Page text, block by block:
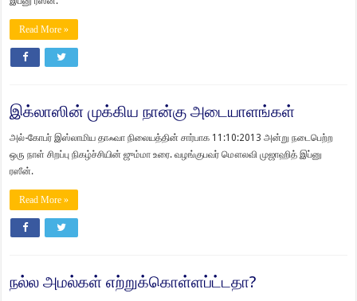
Read More »
இக்லாஸின் முக்கிய நான்கு அடையாளங்கள்
அல்-கோபர் இஸ்லாமிய தாஃவா நிலையத்தின் சார்பாக 11:10:2013 அன்று நடைபெற்ற
ஒரு நாள் சிறப்பு நிகழ்ச்சியின் ஜும்மா உரை. வழங்குபவர் மௌலவி முஜாஹித் இப்னு
ரஸீன்.
Read More »
நல்ல அமல்கள் எற்றுக்கொள்ளப்ட்டதா?